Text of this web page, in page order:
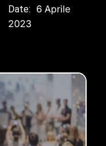
Date:
6 Aprile
2023